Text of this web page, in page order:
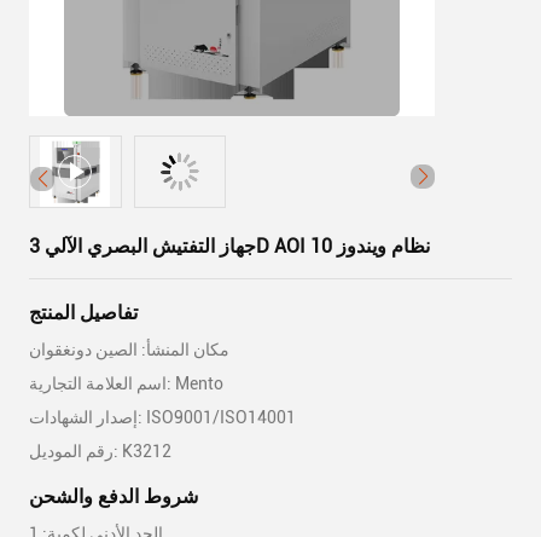
جهاز التفتيش البصري الآلي 3D AOI نظام ويندوز 10
تفاصيل المنتج
مكان المنشأ: الصين دونغقوان
اسم العلامة التجارية: Mento
إصدار الشهادات: ISO9001/ISO14001
رقم الموديل: K3212
شروط الدفع والشحن